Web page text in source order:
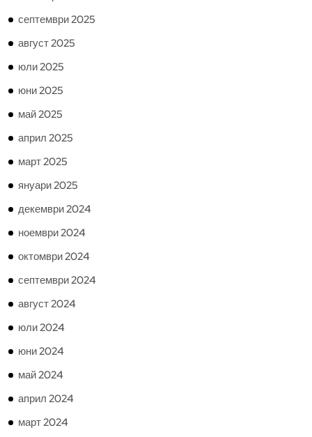
септември 2025
август 2025
юли 2025
юни 2025
май 2025
април 2025
март 2025
януари 2025
декември 2024
ноември 2024
октомври 2024
септември 2024
август 2024
юли 2024
юни 2024
май 2024
април 2024
март 2024